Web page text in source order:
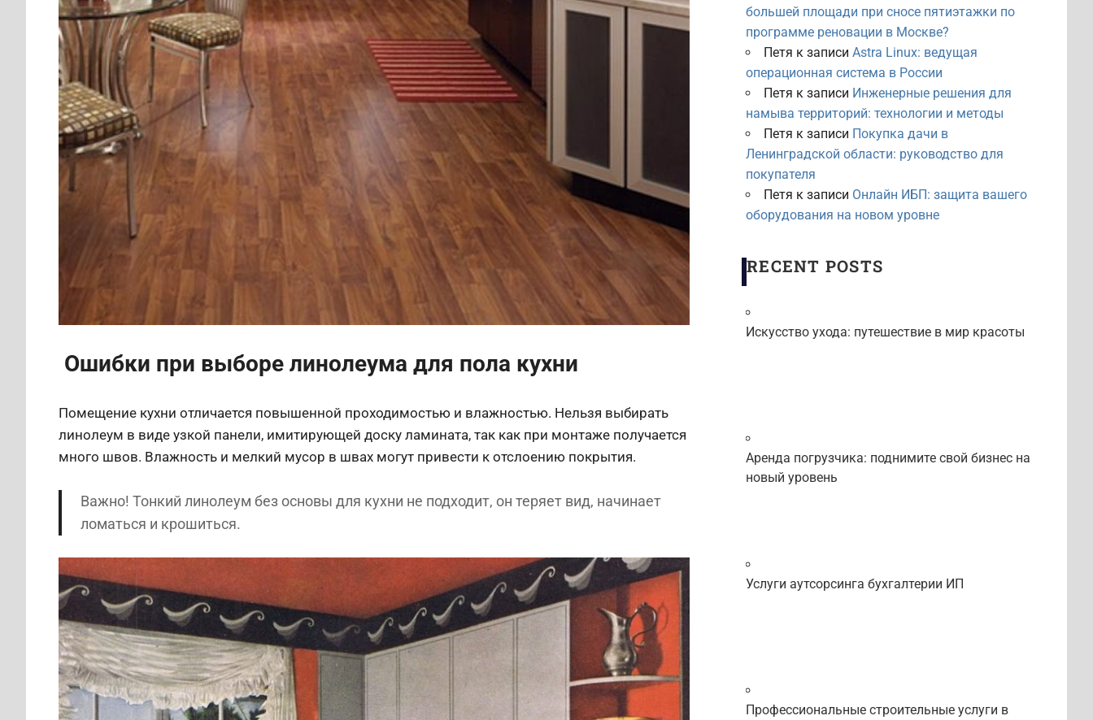
Ошибки при выборе линолеума для пола кухни
Помещение кухни отличается повышенной проходимостью и влажностью. Нельзя выбирать
линолеум в виде узкой панели, имитирующей доску ламината, так как при монтаже получается
много швов. Влажность и мелкий мусор в швах могут привести к отслоению покрытия.
Важно! Тонкий линолеум без основы для кухни не подходит, он теряет вид, начинает
ломаться и крошиться.
большей площади при сносе пятиэтажки по
программе реновации в Москве?
Петя к записи Astra Linux: ведущая
операционная система в России
Петя к записи Инженерные решения для
намыва территорий: технологии и методы
Петя к записи Покупка дачи в
Ленинградской области: руководство для
покупателя
Петя к записи Онлайн ИБП: защита вашего
оборудования на новом уровне
RECENT POSTS
Искусство ухода: путешествие в мир красоты
Аренда погрузчика: поднимите свой бизнес на
новый уровень
Услуги аутсорсинга бухгалтерии ИП
Профессиональные строительные услуги в